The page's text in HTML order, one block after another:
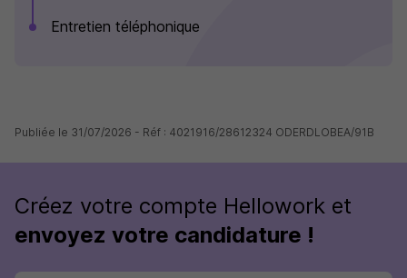
Entretien téléphonique
Publiée le 31/07/2026 - Réf : 4021916/28612324 ODERDLOBEA/91B
Créez votre compte Hellowork et
envoyez votre candidature !